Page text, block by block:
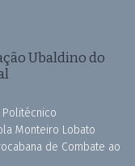
Ubaldino do
Monteiro Lobato
de Combate ao